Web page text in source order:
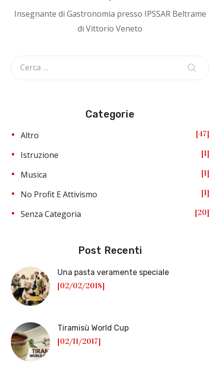
Insegnante di Gastronomia presso IPSSAR Beltrame
di Vittorio Veneto
Categorie
Altro 47
Istruzione 1
Musica 1
No Profit E Attivismo 1
Senza Categoria 20
Post Recenti
Una pasta veramente speciale
[02/02/2018]
Tiramisù World Cup
[02/11/2017]